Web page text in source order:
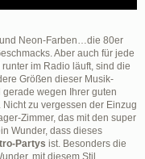
und Neon-Farben…die 80er
Aber auch für jede
im Radio läuft, sind die
Größen dieser Musik-
wegen Ihrer guten
zu vergessen der Einzug
Zimmer, das mit den super
Wunder, dass dieses
Partys ist. Besonders die
mit diesem Stil